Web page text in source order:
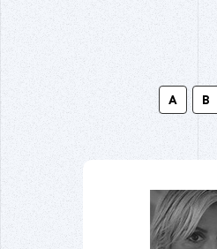
A B